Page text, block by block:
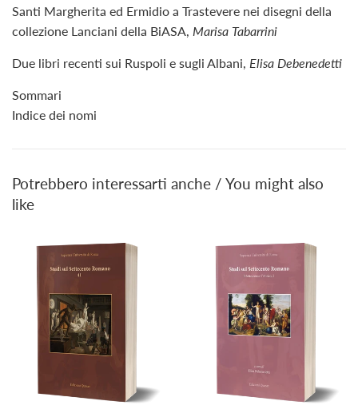
Santi Margherita ed Ermidio a Trastevere nei disegni della
collezione Lanciani della BiASA, Marisa Tabarrini
Due libri recenti sui Ruspoli e sugli Albani, Elisa Debenedetti
Sommari
Indice dei nomi
Potrebbero interessarti anche / You might also
like